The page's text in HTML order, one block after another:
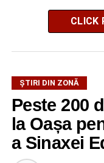
CLICK
ȘTIRI DIN ZONĂ
Peste 200
la Oașa
a Sinaxei